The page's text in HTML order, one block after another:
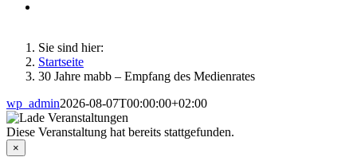
Sie sind hier:
Startseite
30 Jahre mabb – Empfang des Medienrates
wp_admin2026-08-07T00:00:00+02:00
Diese Veranstaltung hat bereits stattgefunden.
×